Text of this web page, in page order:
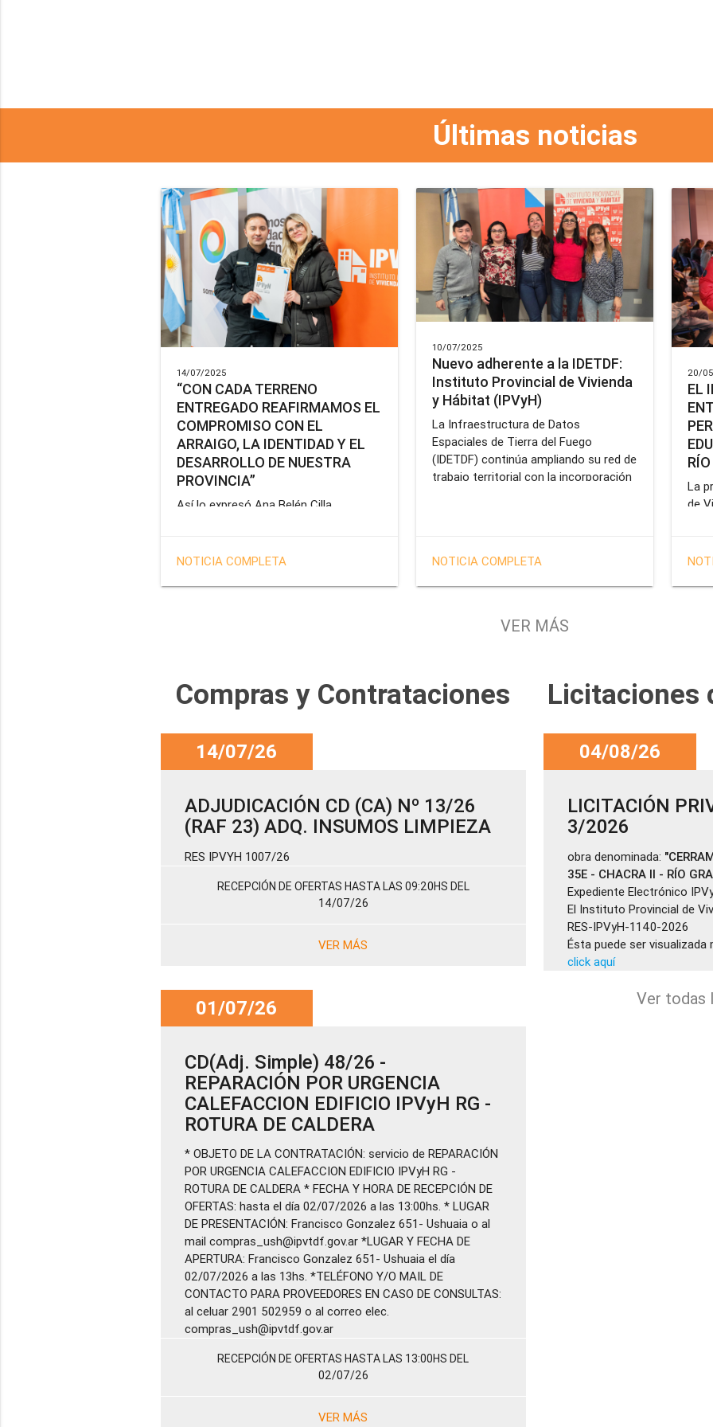
Últimas noticias
14/07/2025
“CON CADA TERRENO
ENTREGADO REAFIRMAMOS EL
COMPROMISO CON EL
ARRAIGO, LA IDENTIDAD Y EL
DESARROLLO DE NUESTRA
PROVINCIA”
Así lo expresó Ana Belén Cilla,
balance del trabajo del organismo en el
adjudicación de lotes a personal
NOTICIA COMPLETA
10/07/2025
Nuevo adherente a la IDETDF:
Instituto Provincial de Vivienda
y Hábitat (IPVyH)
La Infraestructura de Datos
Espaciales de Tierra del Fuego
(IDETDF) continúa ampliando su red de
trabajo territorial con la incorporación
NOTICIA COMPLETA
20/
EL
La
de
VER MÁS
Compras y Contrataciones
14/07/26
ADJUDICACIÓN CD (CA) Nº 13/26
(RAF 23) ADQ. INSUMOS LIMPIEZA
RES IPVYH 1007/26
RECEPCIÓN DE OFERTAS HASTA LAS 09:20HS DEL
14/07/26
VER MÁS
01/07/26
CD(Adj. Simple) 48/26 -
REPARACIÓN POR URGENCIA
CALEFACCION EDIFICIO IPVyH RG -
ROTURA DE CALDERA
* OBJETO DE LA CONTRATACIÓN: servicio de REPARACIÓN
POR URGENCIA CALEFACCION EDIFICIO IPVyH RG -
ROTURA DE CALDERA * FECHA Y HORA DE RECEPCIÓN DE
OFERTAS: hasta el día 02/07/2026 a las 13:00hs. * LUGAR
DE PRESENTACIÓN: Francisco Gonzalez 651- Ushuaia o al
mail compras_ush@ipvtdf.gov.ar *LUGAR Y FECHA DE
APERTURA: Francisco Gonzalez 651- Ushuaia el día
02/07/2026 a las 13hs. *TELÉFONO Y/O MAIL DE
CONTACTO PARA PROVEEDORES EN CASO DE CONSULTAS:
al celuar 2901 502959 o al correo elec.
compras_ush@ipvtdf.gov.ar
RECEPCIÓN DE OFERTAS HASTA LAS 13:00HS DEL
02/07/26
VER MÁS
Licitaciones
04/08/26
LICITACIÓN
3/2026
obra denominada:
35E - CHACRA II - RÍO
Expediente Electrónico
El Instituto Provincial de
RES-IPVyH-1140-2026
Ésta puede ser visualizada
click aquí
Ver todas